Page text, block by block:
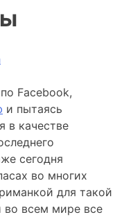
Facebook,
и пытаясь
в качестве
сегодня
во многих
для такой
во всем мире все